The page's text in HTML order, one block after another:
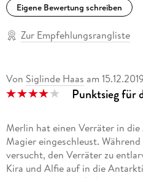
"Professor Zamorra - Der
Fantasy, Co-Autor)
Opera, Co-Autor)
Eigene Bewertung schreiben
Zur Empfehlungsrangliste
Von Siglinde Haas am
Punktsieg für
Merlin hat einen Verräter in
Magier eingeschleust.
versucht, den Verräter zu
Kira und Alfie auf in die